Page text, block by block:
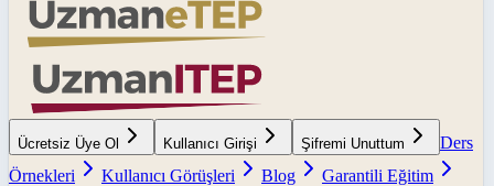
Ücretsiz Üye Ol Kullanıcı Girişi Şifremi Unuttum
Ders
Örnekleri
Kullanıcı Görüşleri Blog
Garantili Eğitim